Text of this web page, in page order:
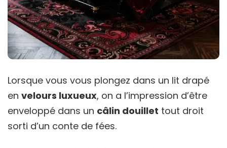
Lorsque vous vous plongez dans un lit drapé
en velours luxueux, on a l’impression d’être
enveloppé dans un câlin douillet tout droit
sorti d’un conte de fées.